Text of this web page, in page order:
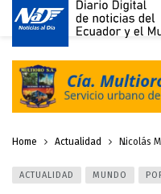
Home Actualidad Nicolás
ACTUALIDAD MUNDO